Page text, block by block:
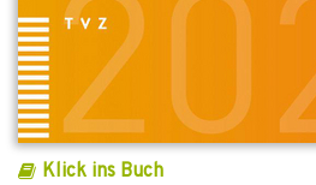
Klick ins Buch